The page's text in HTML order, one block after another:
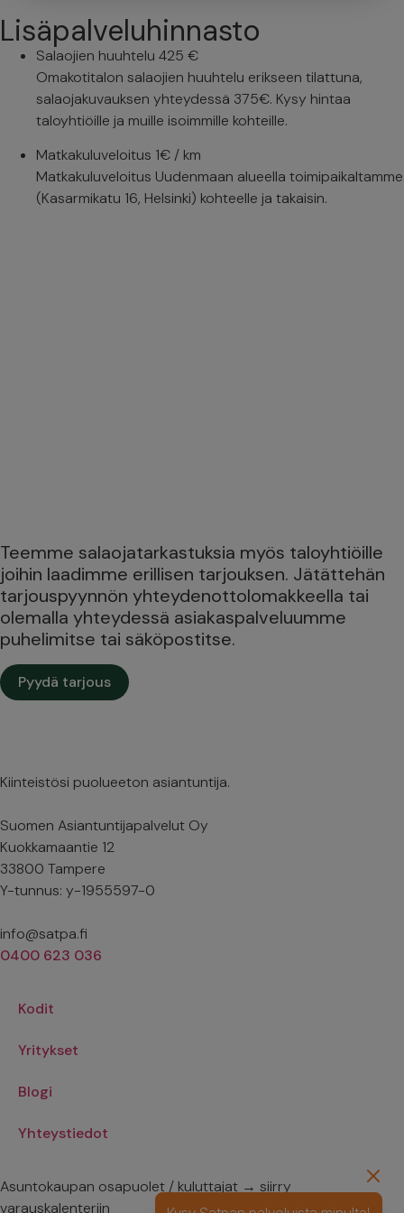
Lisäpalveluhinnasto
Salaojien huuhtelu 425 €
Omakotitalon salaojien huuhtelu erikseen tilattuna,
salaojakuvauksen yhteydessä 375€. Kysy hintaa
taloyhtiöille ja muille isoimmille kohteille.
Matkakuluveloitus 1€ / km
Matkakuluveloitus Uudenmaan alueella toimipaikaltamme
(Kasarmikatu 16, Helsinki) kohteelle ja takaisin.
Teemme salaojatarkastuksia myös taloyhtiöille
joihin laadimme erillisen tarjouksen. Jätättehän
tarjouspyynnön yhteydenottolomakkeella tai
olemalla yhteydessä asiakaspalveluumme
puhelimitse tai säköpostitse.
Pyydä tarjous
Kiinteistösi puolueeton asiantuntija.
Suomen Asiantuntijapalvelut Oy
Kuokkamaantie 12
33800 Tampere
Y-tunnus: y-1955597-0
info@satpa.fi
0400 623 036
Kodit
Yritykset
Blogi
Yhteystiedot
Asuntokaupan osapuolet / kuluttajat → siirry
varauskalenteriin